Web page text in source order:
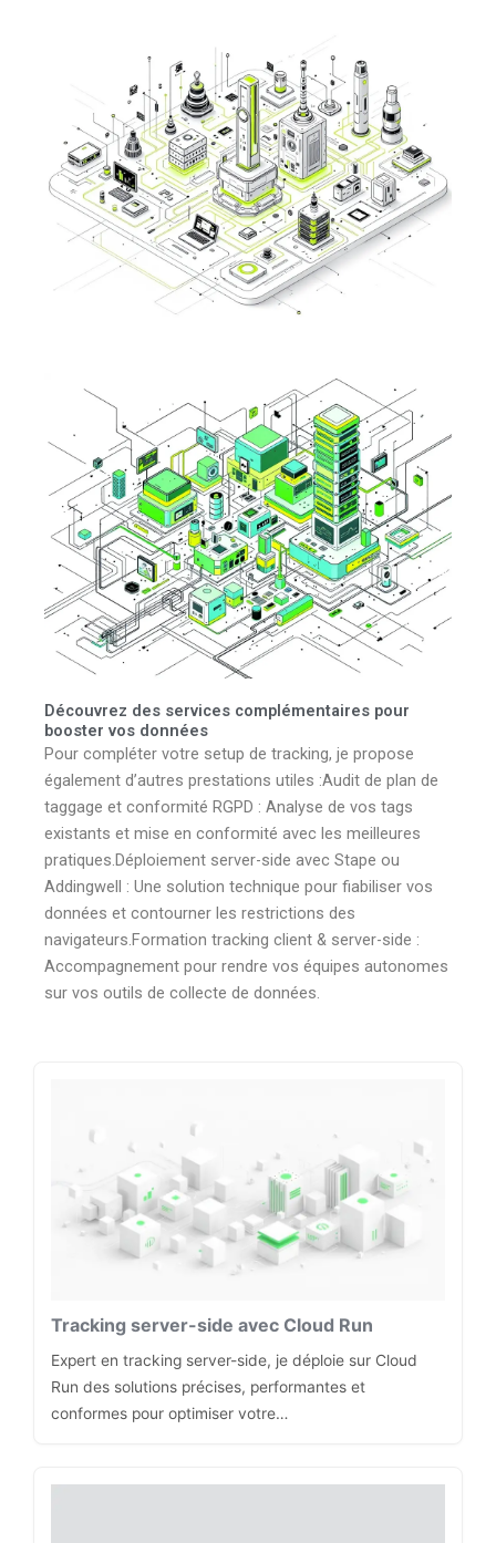
Découvrez des services complémentaires pour
booster vos données
Pour compléter votre setup de tracking, je propose
également d’autres prestations utiles :Audit de plan de
taggage et conformité RGPD : Analyse de vos tags
existants et mise en conformité avec les meilleures
pratiques.Déploiement server-side avec Stape ou
Addingwell : Une solution technique pour fiabiliser vos
données et contourner les restrictions des
navigateurs.Formation tracking client & server-side :
Accompagnement pour rendre vos équipes autonomes
sur vos outils de collecte de données.
Tracking server-side avec Cloud Run
Expert en tracking server-side, je déploie sur Cloud
Run des solutions précises, performantes et
conformes pour optimiser votre…